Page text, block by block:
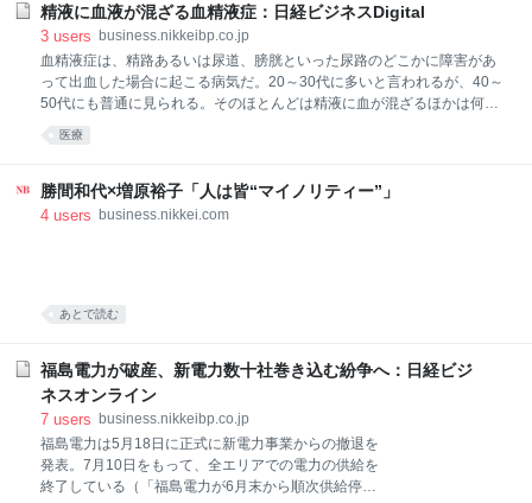
に99円/kWh台、7月25日に100円/kWh台を付けた経緯
は、「電力市場価格が史上最高値100円」が報じてい
る。卸電力取引所（JEPX）開設以来の最高値をつけた
背景をデータから追ってみた。 まず、気温の推移だ。
グラフ1は、気象庁が発表した17～27日の東京（東京
この間、23日13時台に39℃を記録した。それ以外で高
以上で推移した。JEPXで最高値をつけた25日は、ほ
かの日よりむしろ低
精液に血液が混ざる血精液症：日経ビジネスDigital
3 users business.nikkeibp.co.jp
血精液症は、精路あるいは尿道、膀胱といった尿路のどこかに障害があ
って出血した場合に起こる病気だ。20～30代に多いと言われるが、40～
50代にも普通に見られる。そのほとんどは精液に血が混ざるほかは何の
症状もない。本来は1～2カ月様子を見てかまわない。症状がそれ以上続
いた時に、受診するといいだろう。 精液に血が混ざっていたら、大抵の
しい病気ではない。20～30代に多いと言われるが、40～50代にも普通
に見られる。そのほとんどは精液に血が混ざるほかは何の症状もない。
るなど、人そ
医療
勝間和代×増原裕子「人は皆“マイノリティー”」
4 users business.nikkei.com
あとで読む
福島電力が破産、新電力数十社巻き込む紛争へ：日経ビジ
ネスオンライン
7 users business.nikkeibp.co.jp
福島電力は5月18日に正式に新電力事業からの撤退を
発表。7月10日をもって、全エリアでの電力の供給を
終了している（「福島電力が6月末から順次供給停